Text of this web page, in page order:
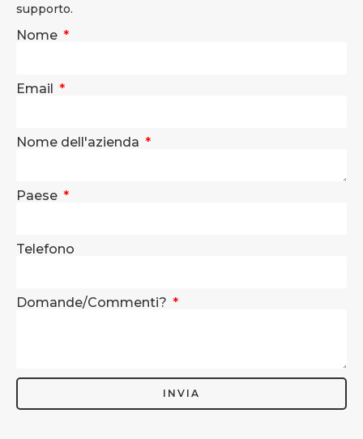
supporto.
Nome
Email
Nome dell'azienda
Paese
Telefono
Domande/Commenti?
INVIA